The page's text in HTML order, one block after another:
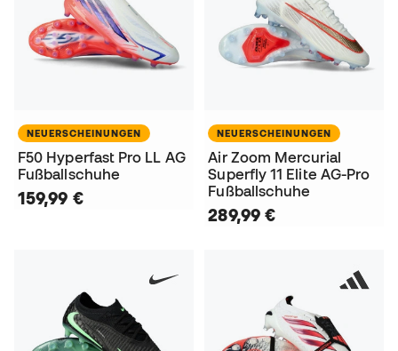
NEUERSCHEINUNGEN
F50 Hyperfast Pro LL AG
Fußballschuhe
159,99 €
NEUERSCHEINUNGEN
Air Zoom Mercurial
Superfly 11 Elite AG-Pro
Fußballschuhe
289,99 €